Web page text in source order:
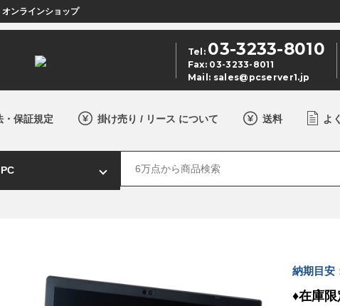
ンラインショップ
Tel: 03-3233-8010
Fax: 03-3233-8011
Mail: sales@pcserver1.jp
・保証規定 掛け売り / リース について 送料 よ
納期目安
♦在庫